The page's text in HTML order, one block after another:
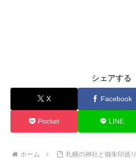
シェアする
X Facebook
Pocket LINE
ホーム 札幌の神社と御朱印巡り